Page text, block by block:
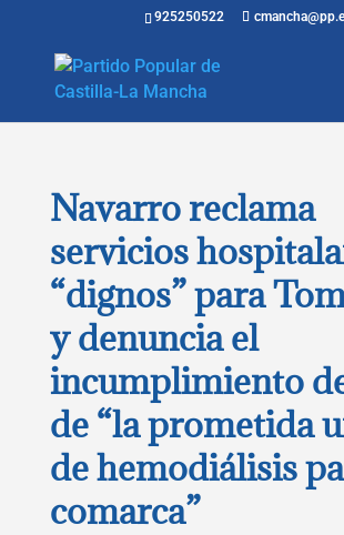
925250522
Navarro reclama
servicios
“dignos” para
y denuncia el
incumplimiento
de “la prometida
de hemodiálisis
comarca”